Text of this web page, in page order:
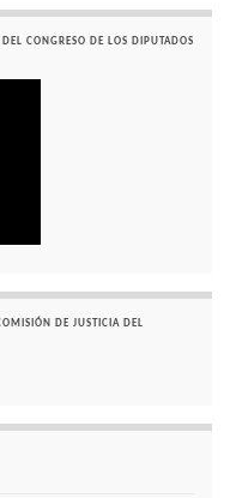
CONGRESO DE LOS DIPUTADOS
DE JUSTICIA DEL